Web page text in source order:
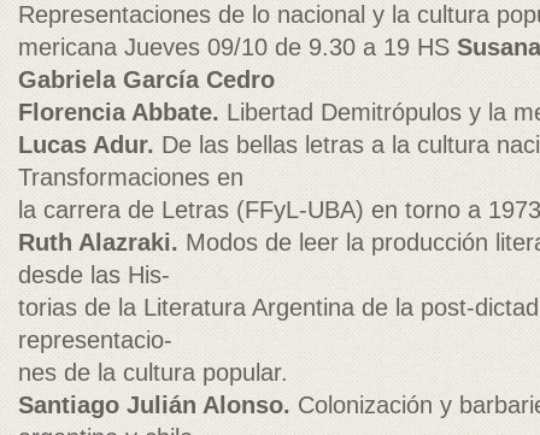
Representaciones de lo nacional y la cultura
mericana Jueves 09/10 de 9.30 a 19 HS
Gabriela García Cedro
Florencia Abbate. Libertad Demitrópulos y la
Lucas Adur.De las bellas letras a la cultura
Transformaciones en
la carrera de Letras (FFyL-UBA) en torno a
Ruth Alazraki. Modos de leer la producción
desde las His-
torias de la Literatura Argentina de la post-
representacio-
nes de la cultura popular.
Santiago Julián Alonso. Colonización y